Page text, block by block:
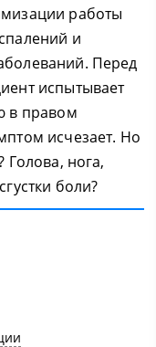
работы
и
Перед
испытывает
в правом
исчезает. Но
Голова, нога,
боли?